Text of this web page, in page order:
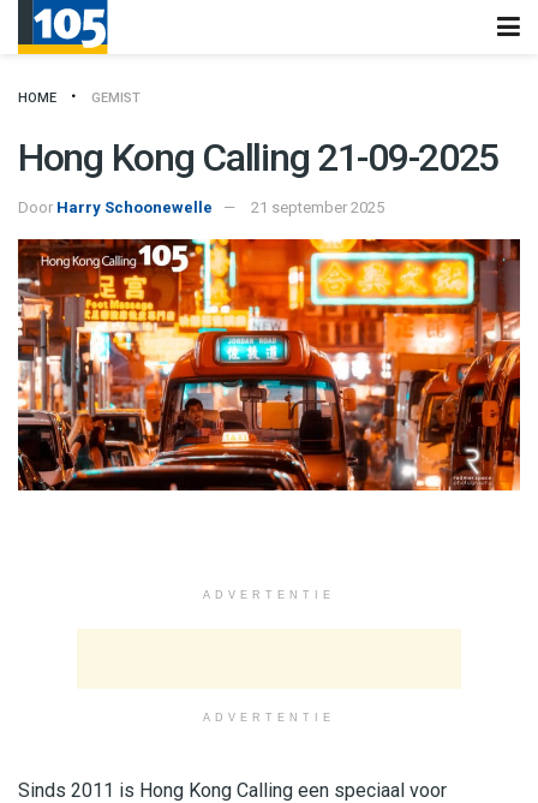
HOME GEMIST
Hong Kong Calling 21-09-2025
Door Harry Schoonewelle 21 september 2025
ADVERTENTIE
ADVERTENTIE
Sinds 2011 is Hong Kong Calling een speciaal voor